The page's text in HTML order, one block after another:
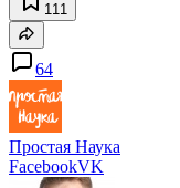
111
64
Простая Наука
FacebookVK